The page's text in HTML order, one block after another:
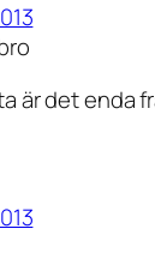
är det enda